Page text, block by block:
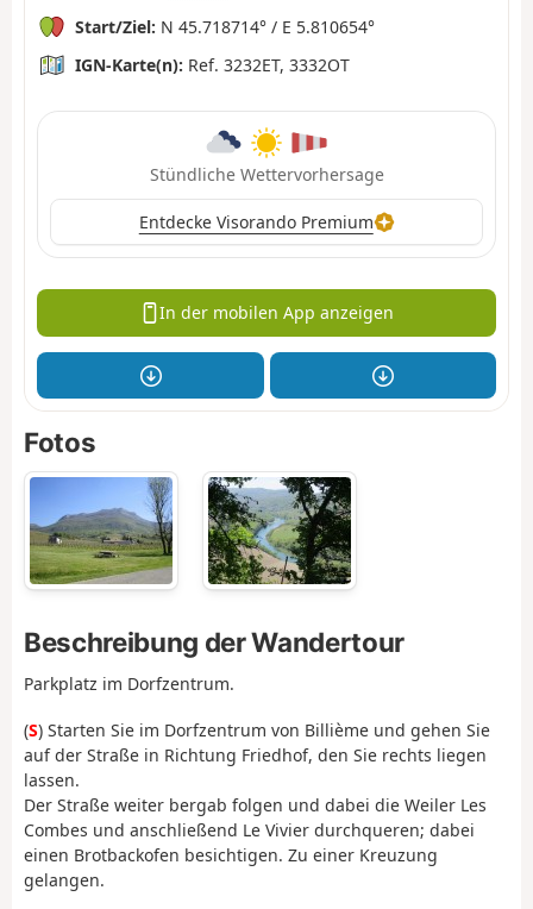
Start/Ziel: N 45.718714° / E 5.810654°
IGN-Karte(n): Ref. 3232ET, 3332OT
Stündliche Wettervorhersage
Entdecke Visorando Premium
In der mobilen App anzeigen
Fotos
Beschreibung der Wandertour
Parkplatz im Dorfzentrum.
(S) Starten Sie im Dorfzentrum von Billième und gehen Sie
auf der Straße in Richtung Friedhof, den Sie rechts liegen
lassen.
Der Straße weiter bergab folgen und dabei die Weiler Les
Combes und anschließend Le Vivier durchqueren; dabei
einen Brotbackofen besichtigen. Zu einer Kreuzung
gelangen.